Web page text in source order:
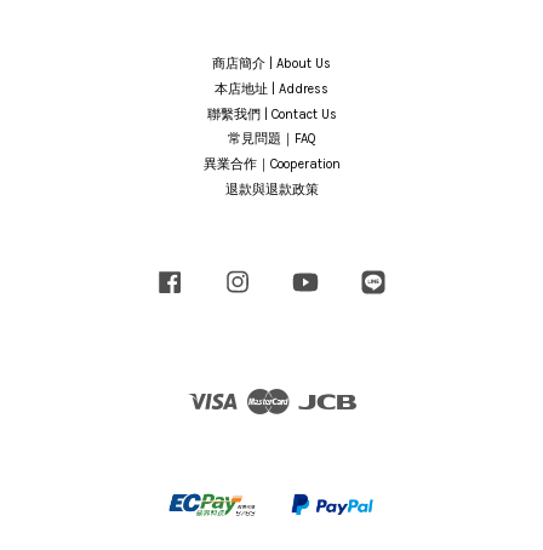
商店簡介 | About Us
本店地址 | Address
聯繫我們 | Contact Us
常見問題｜FAQ
異業合作｜Cooperation
退款與退款政策
Facebook Instagram YouTube
Visa Master